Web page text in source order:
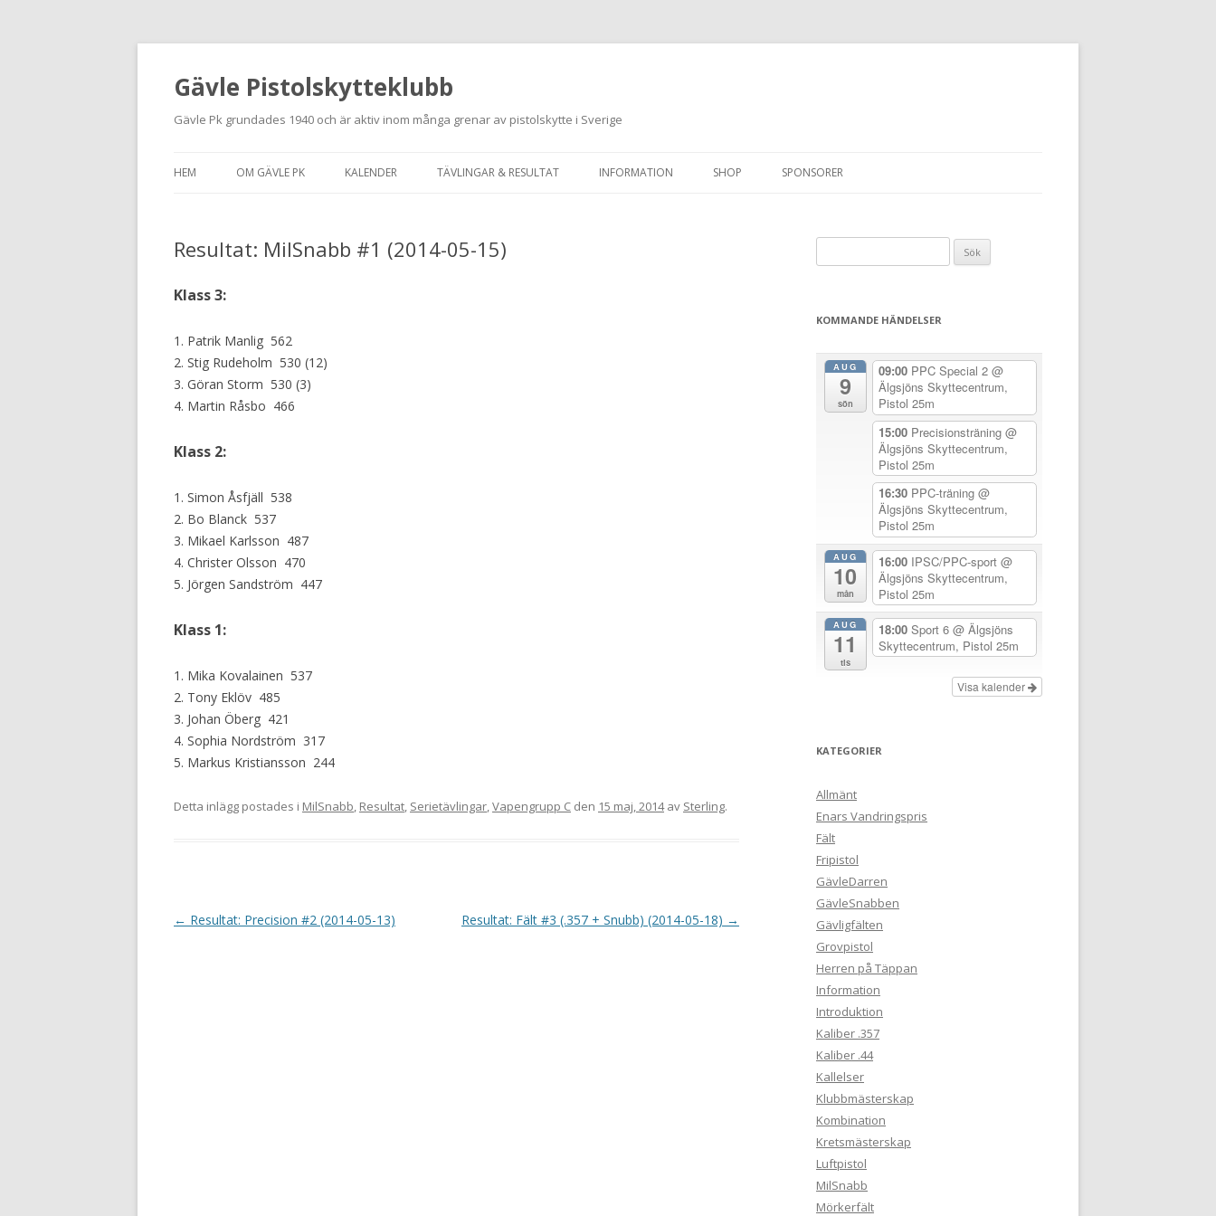
Gävle Pistolskytteklubb
Gävle Pk grundades 1940 och är aktiv inom många grenar av pistolskytte i Sverige
till
HEM OM GÄVLE PK
NYBÖRJARE
STADGAR
KALENDER TÄVLINGAR & RESULTAT
SKJUTPROGRAM 2026
INFORMATION SHOP SPONSORER
Resultat: MilSnabb #1 (2014-05-15)
Klass 3:
1. Patrik Manlig 562
2. Stig Rudeholm 530 (12)
3. Göran Storm 530 (3)
4. Martin Råsbo 466
Klass 2:
1. Simon Åsfjäll 538
2. Bo Blanck 537
3. Mikael Karlsson 487
4. Christer Olsson 470
5. Jörgen Sandström 447
Klass 1:
1. Mika Kovalainen 537
2. Tony Eklöv 485
3. Johan Öberg 421
4. Sophia Nordström 317
5. Markus Kristiansson 244
Detta inlägg postades i MilSnabb, Resultat, Serietävlingar,Vapengrupp C den 15 maj, 2014av Sterling.
I← Resultat: Precision #2 (2014-05-13) Resultat: Fält #3 (.357 + Snubb) (2014-05-18) →
efter:
KOMMANDE HÄNDELSER
AUG
9
sön
09:00 PPC Special 2 @
Älgsjöns Skyttecentrum,
Pistol 25m
15:00 Precisionsträning @
Älgsjöns Skyttecentrum,
Pistol 25m
16:30 PPC-träning @
Älgsjöns Skyttecentrum,
Pistol 25m
AUG
10
mån
16:00 IPSC/PPC-sport @
Älgsjöns Skyttecentrum,
Pistol 25m
AUG
11
tis
18:00 Sport 6 @ Älgsjöns
Skyttecentrum, Pistol 25m
Visa kalender
KATEGORIER
Allmänt
Enars Vandringspris
Fält
Fripistol
GävleDarren
GävleSnabben
Gävligfälten
Grovpistol
Herren på Täppan
Information
Introduktion
Kaliber .357
Kaliber .44
Kallelser
Klubbmästerskap
Kombination
Kretsmästerskap
Luftpistol
MilSnabb
Mörkerfält